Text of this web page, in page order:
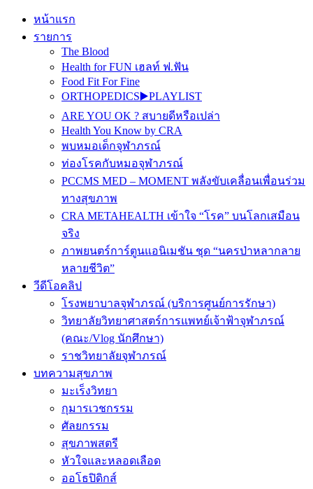
หน้าแรก
รายการ
The Blood
Health for FUN เฮลท์ ฟ.ฟัน
Food Fit For Fine
ORTHOPEDICS▶️PLAYLIST
ARE YOU OK ? สบายดีหรือเปล่า
Health You Know by CRA
พบหมอเด็กจุฬาภรณ์
ท่องโรคกับหมอจุฬาภรณ์
PCCMS MED – MOMENT พลังขับเคลื่อนเพื่อนร่วม
ทางสุขภาพ
CRA METAHEALTH เข้าใจ “โรค” บนโลกเสมือน
จริง
ภาพยนตร์การ์ตูนแอนิเมชัน ชุด “นครป่าหลากลาย
หลายชีวิต”
วีดีโอคลิป
โรงพยาบาลจุฬาภรณ์ (บริการศูนย์การรักษา)
วิทยาลัยวิทยาศาสตร์การแพทย์เจ้าฟ้าจุฬาภรณ์
(คณะ/Vlog นักศึกษา)
ราชวิทยาลัยจุฬาภรณ์
บทความสุขภาพ
มะเร็งวิทยา
กุมารเวชกรรม
ศัลยกรรม
สุขภาพสตรี
หัวใจและหลอดเลือด
ออโธปิดิกส์